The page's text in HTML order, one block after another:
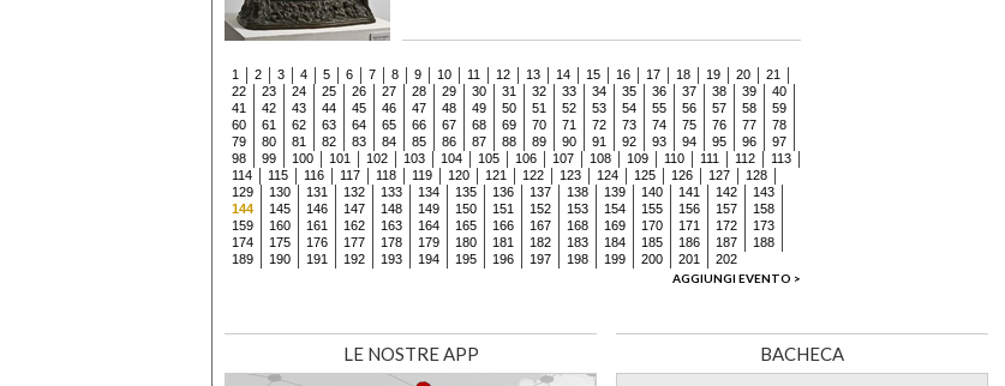
1 2 3 4 5 6 7 8 9 10 11 12 13 14 15 16 17 18 19 20
21
22
23 24 25 26 27 28 29 30 31 32 33 34 35 36 37 38 39
40
41
42 43 44 45 46 47 48 49 50 51 52 53 54 55 56 57 58
59
60
61 62 63 64 65 66 67 68 69 70 71 72 73 74 75 76 77
78
79
80 81 82 83 84 85 86 87 88 89 90 91 92 93 94 95 96
97
98
99 100 101 102 103 104 105 106 107 108 109 110 111 112
113
114
115 116 117 118 119 120 121 122 123 124 125 126 127
128
129
130 131 132 133 134 135 136 137 138 139 140 141 142
143
144
145 146 147 148 149 150 151 152 153 154 155 156 157
158
159
160 161 162 163 164 165 166 167 168 169 170 171 172
173
174
175 176 177 178 179 180 181 182 183 184 185 186 187
188
189
190 191 192 193 194 195 196 197 198 199 200 201
202
AGGIUNGI EVENTO >
LE NOSTRE APP BACHECA